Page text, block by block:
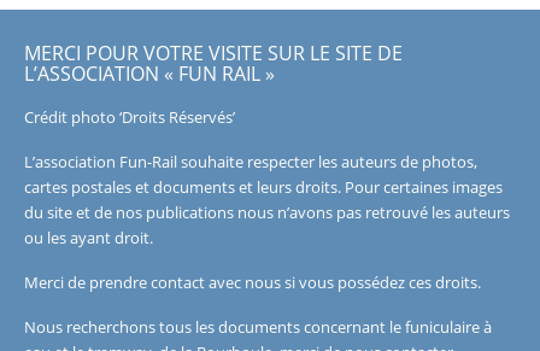
MERCI POUR VOTRE VISITE SUR LE SITE DE
L’ASSOCIATION « FUN RAIL »
Crédit photo ‘Droits Réservés’
L’association Fun-Rail souhaite respecter les auteurs de photos,
cartes postales et documents et leurs droits. Pour certaines images
du site et de nos publications nous n’avons pas retrouvé les auteurs
ou les ayant droit.
Merci de prendre contact avec nous si vous possédez ces droits.
Nous recherchons tous les documents concernant le funiculaire à